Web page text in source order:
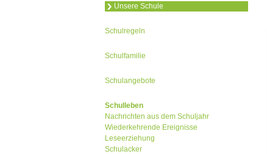
Unsere Schule
Schulregeln
Schulfamilie
Schulangebote
Schulleben
Nachrichten aus dem Schuljahr
Wiederkehrende Ereignisse
Leseerziehung
Schulacker